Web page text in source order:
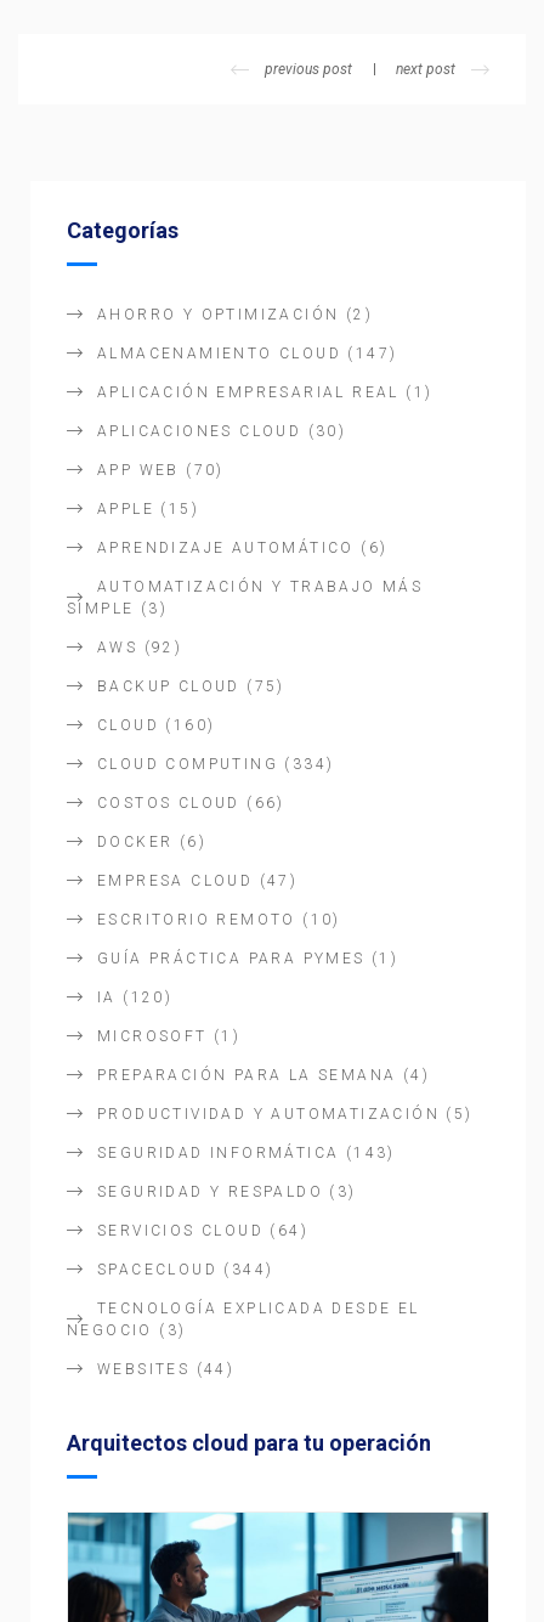
previous post next post
Categorías
AHORRO Y OPTIMIZACIÓN (2)
ALMACENAMIENTO CLOUD (147)
APLICACIÓN EMPRESARIAL REAL (1)
APLICACIONES CLOUD (30)
APP WEB (70)
APPLE (15)
APRENDIZAJE AUTOMÁTICO (6)
AUTOMATIZACIÓN Y TRABAJO MÁS
SIMPLE
(3)
AWS (92)
BACKUP CLOUD (75)
CLOUD (160)
CLOUD COMPUTING (334)
COSTOS CLOUD (66)
DOCKER (6)
EMPRESA CLOUD (47)
ESCRITORIO REMOTO (10)
GUÍA PRÁCTICA PARA PYMES (1)
IA (120)
MICROSOFT (1)
PREPARACIÓN PARA LA SEMANA (4)
PRODUCTIVIDAD Y AUTOMATIZACIÓN (5)
SEGURIDAD INFORMÁTICA (143)
SEGURIDAD Y RESPALDO (3)
SERVICIOS CLOUD (64)
SPACECLOUD (344)
TECNOLOGÍA EXPLICADA DESDE EL
NEGOCIO
(3)
WEBSITES (44)
Arquitectos cloud para tu operación